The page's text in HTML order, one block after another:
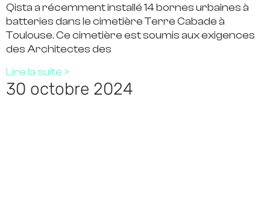
Qista a récemment installé 14 bornes urbaines à
batteries dans le cimetière Terre Cabade à
Toulouse. Ce cimetière est soumis aux exigences
des Architectes des
Lire la suite >
30 octobre 2024